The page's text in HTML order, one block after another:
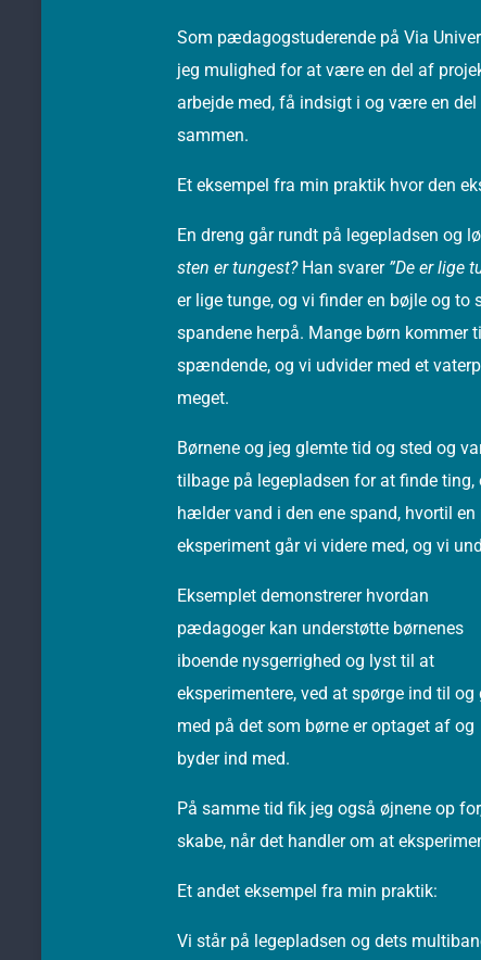
Som pædagogstuderende på Via
jeg mulighed for at være en del af
arbejde med, få indsigt i og være en
sammen.
Et eksempel fra min praktik hvor den
En dreng går rundt på legepladsen og
sten er tungest? Han svarer ”De er lige
er lige tunge, og vi finder en bøjle og
spandene herpå. Mange børn kommer
spændende, og vi udvider med et
meget.
Børnene og jeg glemte tid og sted og
tilbage på legepladsen for at finde
hælder vand i den ene spand, hvortil en
eksperiment går vi videre med, og vi
Eksemplet demonstrerer hvordan
pædagoger kan understøtte børnenes
iboende nysgerrighed og lyst til at
eksperimentere, ved at spørge ind til og
med på det som børne er optaget af og
byder ind med.
På samme tid fik jeg også øjnene op
skabe, når det handler om at
Et andet eksempel fra min praktik:
Vi står på legepladsen og dets